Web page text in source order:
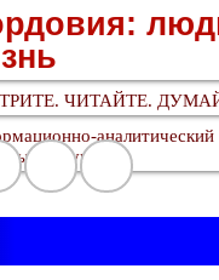
ЧИТАЙТЕ.
аналитический
ресурс